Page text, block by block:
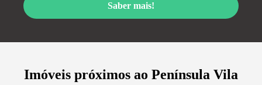
Saber mais!
Imóveis próximos ao Península Vila